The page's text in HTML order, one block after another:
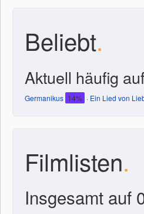
Beliebt.
Aktuell häufig
Germanikus 14% · Ein Lied von
Filmlisten.
Insgesamt auf